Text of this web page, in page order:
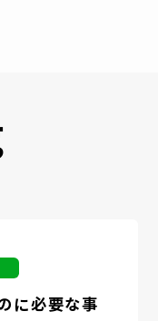
に必要な事